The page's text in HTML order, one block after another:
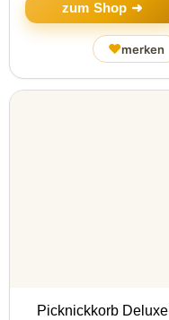
zum Shop ➜
♥merken
Picknickkorb Deluxe